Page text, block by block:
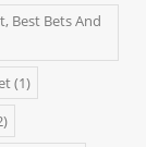
Best Bets And
(1)